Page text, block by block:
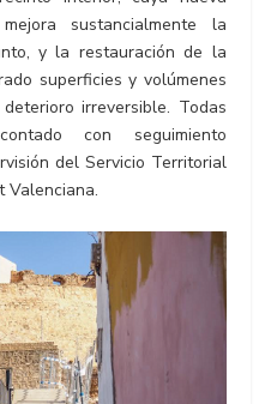
sustancialmente la
y la restauración de la
superficies y volúmenes
irreversible. Todas
con seguimiento
del Servicio Territorial
Valenciana.